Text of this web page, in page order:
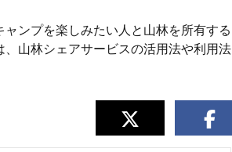
ンプを楽しみたい人と山林を所有す
山林シェアサービスの活用法や利用法